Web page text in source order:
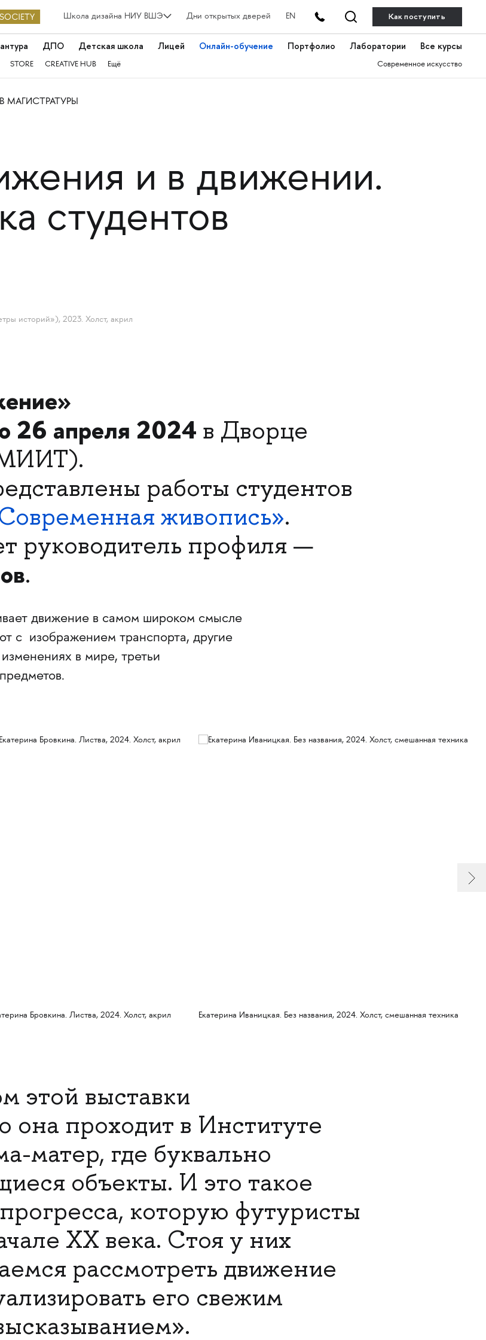
Школа дизайна НИУ ВШЭ Дни открытых дверей EN Как поступить
ДПО Детская школа Лицей Онлайн-обучение Портфолио Лаборатории Все курсы
STORE CREATIVE HUB Ещё Современное искусство
МАГИСТРАТУРЫ
и в движении.
студентов
историй»), 2023. Холст, акрил
26 апреля 2024 в Дворце
работы студентов
живопись».
руководитель профиля —
.
движение в самом широком смысле
с изображением транспорта, другие
в мире, третьи
Бровкина. Листва, 2024. Холст, акрил Екатерина Иваницкая. Без названия, 2024. Холст, смешанная техника
этой выставки
она проходит в Институте
матер, где буквально
объекты. И это такое
которую футуристы
XX века. Стоя у них
рассмотреть движение
его свежим